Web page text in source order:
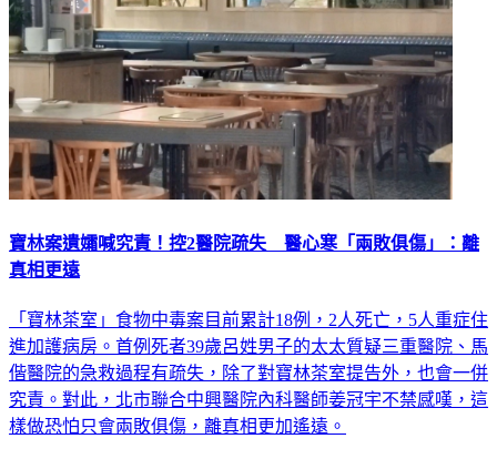
寶林案遺孀喊究責！控2醫院疏失 醫心寒「兩敗俱傷」：離
真相更遠
「寶林茶室」食物中毒案目前累計18例，2人死亡，5人重症住
進加護病房。首例死者39歲呂姓男子的太太質疑三重醫院、馬
偕醫院的急救過程有疏失，除了對寶林茶室提告外，也會一併
究責。對此，北市聯合中興醫院內科醫師姜冠宇不禁感嘆，這
樣做恐怕只會兩敗俱傷，離真相更加遙遠。